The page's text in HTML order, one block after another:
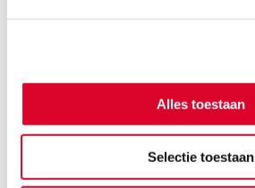
Alles toestaan
Selectie toestaan
ZEN Zorgstoel